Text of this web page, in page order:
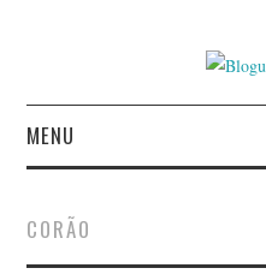
MENU
AUTORES
CORÃO